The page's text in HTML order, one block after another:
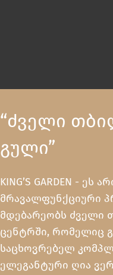
“ᲫᲕᲔᲚᲘ
ᲒᲣᲚᲘ”
KING’S GARDEN - ეს
მრავალფუნქციური
მდებარეობს ძველი
ცენტრში, რომელიც
საცხოვრებელ
ელეგანტური ღია